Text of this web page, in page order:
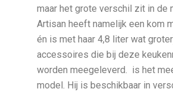
maar het grote verschil zit in de
Artisan heeft namelijk een kom
én is met haar 4,8 liter wat
accessoires die bij deze
worden meegeleverd. is het
model. Hij is beschikbaar in